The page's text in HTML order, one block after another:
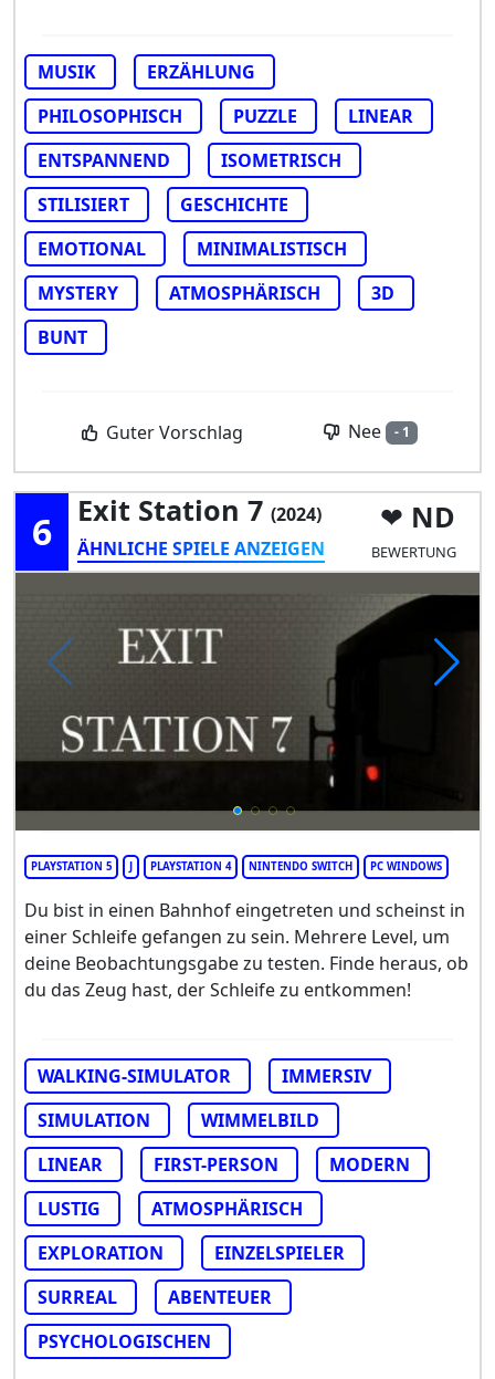
MUSIK
ERZÄHLUNG
PHILOSOPHISCH
PUZZLE
LINEAR
ENTSPANNEND
ISOMETRISCH
STILISIERT
GESCHICHTE
EMOTIONAL
MINIMALISTISCH
MYSTERY
ATMOSPHÄRISCH
3D
BUNT
Guter Vorschlag Nee - 1
6 Exit Station 7 (2024)
ÄHNLICHE SPIELE ANZEIGEN
ND
BEWERTUNG
PLAYSTATION 5 J PLAYSTATION 4 NINTENDO SWITCH PC WINDOWS
Du bist in einen Bahnhof eingetreten und scheinst in
einer Schleife gefangen zu sein. Mehrere Level, um
deine Beobachtungsgabe zu testen. Finde heraus, ob
du das Zeug hast, der Schleife zu entkommen!
WALKING-SIMULATOR
IMMERSIV
SIMULATION
WIMMELBILD
LINEAR
FIRST-PERSON
MODERN
LUSTIG
ATMOSPHÄRISCH
EXPLORATION
EINZELSPIELER
SURREAL
ABENTEUER
PSYCHOLOGISCHEN